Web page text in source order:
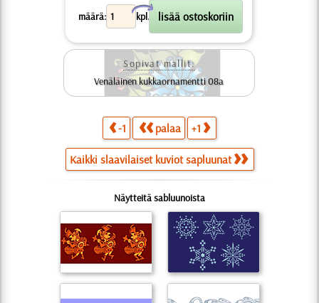
määrä: kpl.
X
Sopivat mallit:
Venäläinen kukkaornamentti 08a
-1 palaa +1
Kaikki slaavilaiset kuviot sapluunat
Näytteitä sabluunoista